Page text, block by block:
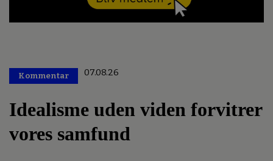
Kommentar 07.08.26
Idealisme uden viden forvitrer
vores samfund